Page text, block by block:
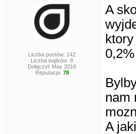
Liczba postów: 142
Liczba wątków: 8
Dołączył: May 2018
Reputacja: 78
A
nam
A